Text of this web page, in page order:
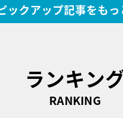
ックアップ記事をもっ
ランキン
RANKING